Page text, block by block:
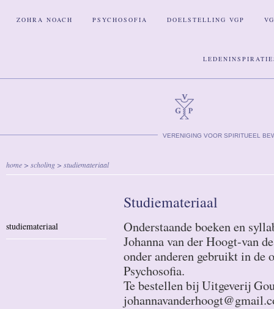
ZOHRA NOACH PSYCHOSOFIA DOELSTELLING VGP
VERENIGING VOOR SPIRITUEEL
home > scholing > studiemateriaal
Studiemateriaal
studiemateriaal
Onderstaande boeken en
Johanna van der Hoogt-van
onder anderen gebruikt in
Psychosofia.
Te bestellen bij Uitgeverij